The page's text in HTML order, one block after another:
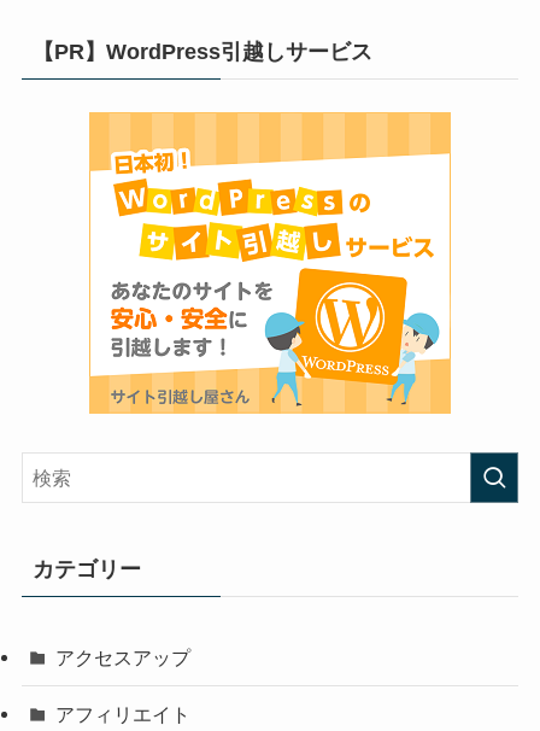
【PR】WordPress引越しサービス
カテゴリー
アクセスアップ
アフィリエイト